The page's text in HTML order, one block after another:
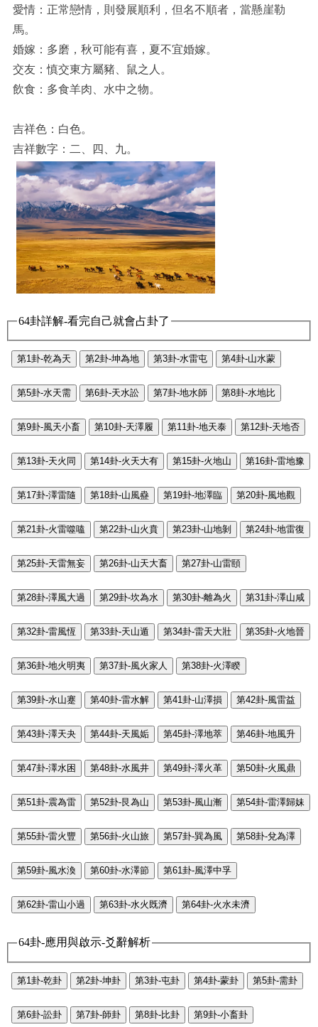
愛情：正常戀情，則發展順利，但名不順者，當懸崖勒
馬。
婚嫁：多磨，秋可能有喜，夏不宜婚嫁。
交友：慎交東方屬豬、鼠之人。
飲食：多食羊肉、水中之物。
吉祥色：白色。
吉祥數字：二、四、九。
64卦詳解-看完自己就會占卦了
第1卦-乾為天 第2卦-坤為地 第3卦-水雷屯 第4卦-山水蒙
第5卦-水天需 第6卦-天水訟 第7卦-地水師 第8卦-水地比
第9卦-風天小畜 第10卦-天澤履 第11卦-地天泰 第12卦-天地否
第13卦-天火同 第14卦-火天大有 第15卦-火地山 第16卦-雷地豫
第17卦-澤雷隨 第18卦-山風蠱 第19卦-地澤臨 第20卦-風地觀
第21卦-火雷噬嗑 第22卦-山火賁 第23卦-山地剝 第24卦-地雷復
第25卦-天雷無妄 第26卦-山天大畜 第27卦-山雷頤
第28卦-澤風大過 第29卦-坎為水 第30卦-離為火 第31卦-澤山咸
第32卦-雷風恆 第33卦-天山遁 第34卦-雷天大壯 第35卦-火地晉
第36卦-地火明夷 第37卦-風火家人 第38卦-火澤睽
第39卦-水山蹇 第40卦-雷水解 第41卦-山澤損 第42卦-風雷益
第43卦-澤天夬 第44卦-天風姤 第45卦-澤地萃 第46卦-地風升
第47卦-澤水困 第48卦-水風井 第49卦-澤火革 第50卦-火風鼎
第51卦-震為雷 第52卦-艮為山 第53卦-風山漸 第54卦-雷澤歸妹
第55卦-雷火豐 第56卦-火山旅 第57卦-巽為風 第58卦-兌為澤
第59卦-風水渙 第60卦-水澤節 第61卦-風澤中孚
第62卦-雷山小過 第63卦-水火既濟 第64卦-火水未濟
64卦-應用與啟示-爻辭解析
第1卦-乾卦 第2卦-坤卦 第3卦-屯卦 第4卦-蒙卦 第5卦-需卦
第6卦-訟卦 第7卦-師卦 第8卦-比卦 第9卦-小畜卦